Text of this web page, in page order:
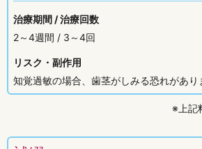
治療期間 / 治療回数
2～4週間 / 3～4回
リスク・副作用
知覚過敏の場合、歯茎がしみる恐れがあり
※上記